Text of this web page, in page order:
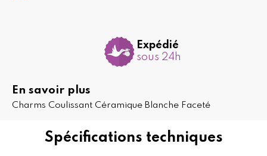
Spécifications techniques
Expédié
sous 24h
En savoir plus
Charms Coulissant Céramique Blanche Faceté